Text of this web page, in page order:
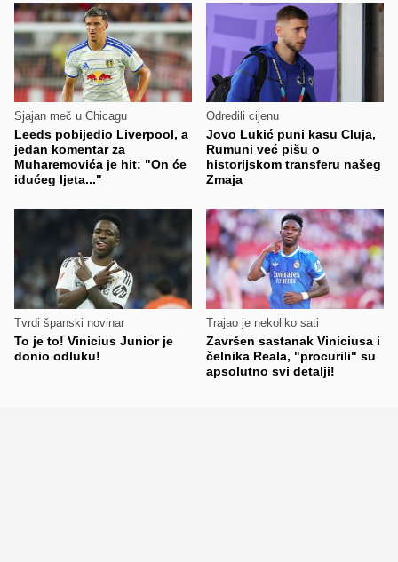
Sjajan meč u Chicagu
Leeds pobijedio Liverpool, a
jedan komentar za
Muharemovića je hit: "On će
idućeg ljeta..."
Odredili cijenu
Jovo Lukić puni kasu Cluja,
Rumuni već pišu o
historijskom transferu našeg
Zmaja
Tvrdi španski novinar
To je to! Vinicius Junior je
donio odluku!
Trajao je nekoliko sati
Završen sastanak Viniciusa i
čelnika Reala, "procurili" su
apsolutno svi detalji!